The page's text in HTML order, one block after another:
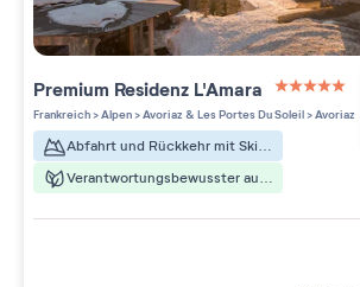
Premium Residenz L'Amara
5 étoiles
Frankreich>Alpen>Avoriaz & Les Portes Du Soleil>Avoriaz
Abfahrt und Rückkehr mit Skiern
Verantwortungsbewusster aufenthalt